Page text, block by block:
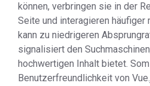
können, verbringen sie in der
Seite und interagieren häufiger
kann zu niedrigeren
signalisiert den
hochwertigen Inhalt bietet.
Benutzerfreundlichkeit von